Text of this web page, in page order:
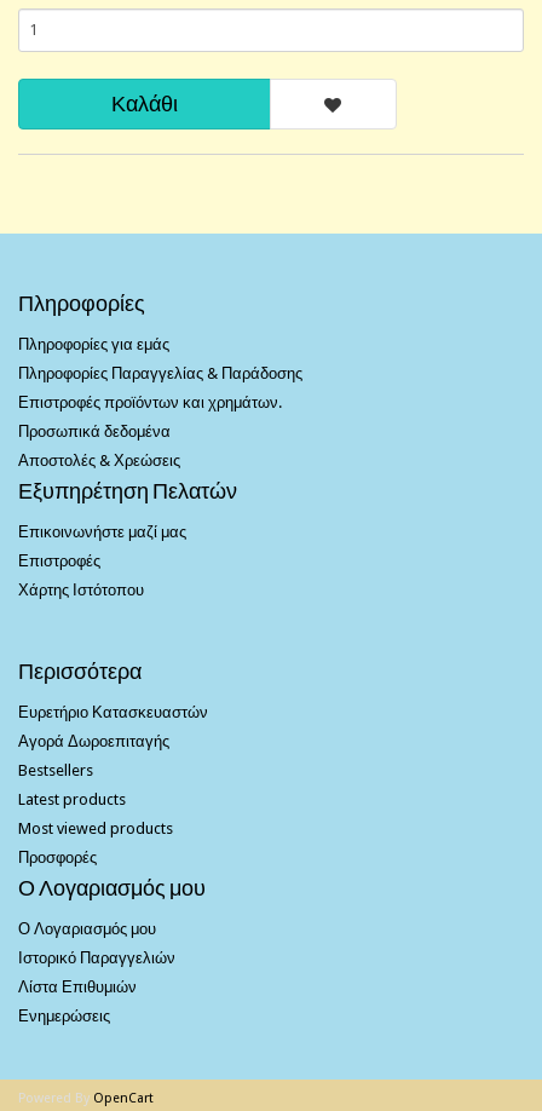
Καλάθι
Πληροφορίες
Πληροφορίες για εμάς
Πληροφορίες Παραγγελίας & Παράδοσης
Επιστροφές προϊόντων και χρημάτων.
Προσωπικά δεδομένα
Αποστολές & Χρεώσεις
Εξυπηρέτηση Πελατών
Επικοινωνήστε μαζί μας
Επιστροφές
Χάρτης Ιστότοπου
Περισσότερα
Ευρετήριο Κατασκευαστών
Αγορά Δωροεπιταγής
Bestsellers
Latest products
Most viewed products
Προσφορές
Ο Λογαριασμός μου
Ο Λογαριασμός μου
Ιστορικό Παραγγελιών
Λίστα Επιθυμιών
Ενημερώσεις
Powered By OpenCart